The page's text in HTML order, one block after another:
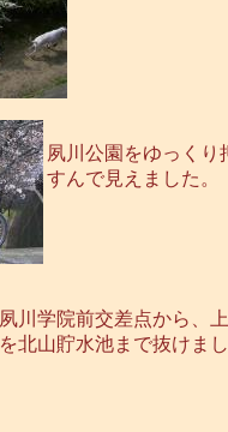
夙川公園をゆっく
すんで見えました。
夙川学院前交差点から、
を北山貯水池まで抜けまし